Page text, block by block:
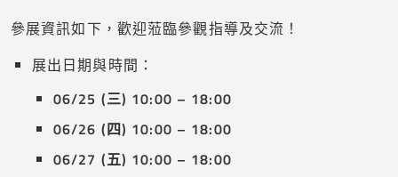
參展資訊如下，歡迎蒞臨參觀指導及交流！
展出日期與時間：
06/25 (三) 10:00 – 18:00
06/26 (四) 10:00 – 18:00
06/27 (五) 10:00 – 18:00